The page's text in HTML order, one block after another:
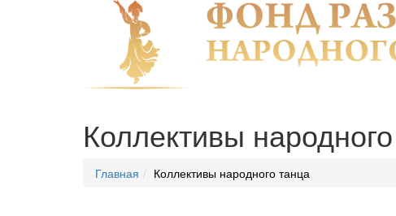
Коллективы
Главная Коллективы народного танца